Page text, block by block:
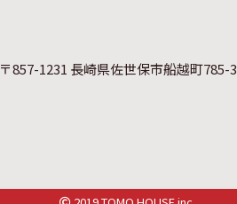
〒857-1231 長崎県佐世保市船越町785-3